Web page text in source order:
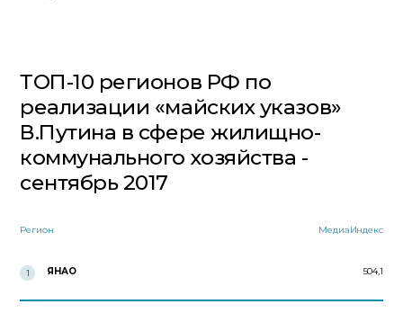
ТОП-10 регионов РФ по
реализации «майских указов»
В.Путина в сфере жилищно-
коммунального хозяйства -
сентябрь 2017
Регион МедиаИндекс
1 ЯНАО 504,1